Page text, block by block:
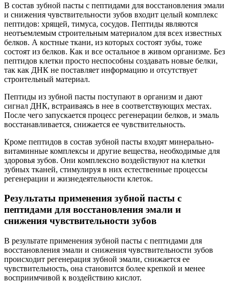
В состав зубной пасты с пептидами для восстановления эмали
и снижения чувствительности зубов входит целый комплекс
пептидов: хрящей, тимуса, сосудов. Пептиды являются
неотъемлемым строительным материалом для всех известных
белков. А костные ткани, из которых состоят зубы, тоже
состоят из белков. Как и все остальное в живом организме. Без
пептидов клетки просто неспособны создавать новые белки,
так как ДНК не поставляет информацию и отсутствует
строительный материал.
Пептиды из зубной пасты поступают в организм и дают
сигнал ДНК, встраиваясь в нее в соответствующих местах.
После чего запускается процесс регенерации белков, и эмаль
восстанавливается, снижается ее чувствительность.
Кроме пептидов в состав зубной пасты входят минерально-
витаминные комплексы и другие вещества, необходимые для
здоровья зубов. Они комплексно воздействуют на клетки
зубных тканей, стимулируя в них естественные процессы
регенерации и жизнедеятельности клеток.
Результаты применения зубной пасты с
пептидами для восстановления эмали и
снижения чувствительности зубов
В результате применения зубной пасты с пептидами для
восстановления эмали и снижения чувствительности зубов
происходит регенерация зубной эмали, снижается ее
чувствительность, она становится более крепкой и менее
восприимчивой к воздействию кислот.